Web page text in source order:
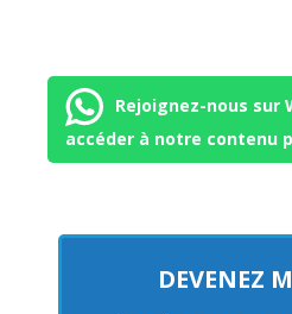
Rejoignez-nous sur
accéder à notre contenu
DEVENEZ